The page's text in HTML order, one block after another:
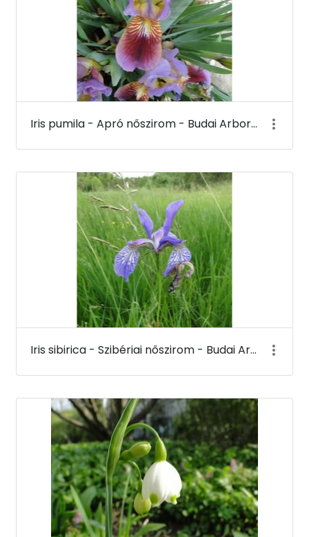
Iris pumila - Apró nőszirom - Budai Arborétum
Iris sibirica - Szibériai nőszirom - Budai Arborétum